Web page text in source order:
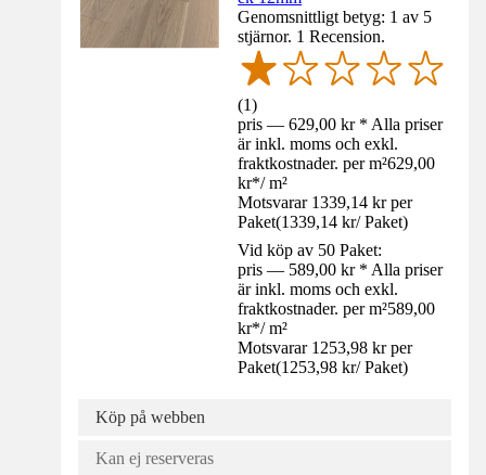
Genomsnittligt betyg: 1 av 5
stjärnor. 1 Recension.
(1)
pris — 629,00 kr * Alla priser
är inkl. moms och exkl.
fraktkostnader. per m²629,00
kr*/ m²
Motsvarar 1339,14 kr per
Paket(1339,14 kr/ Paket)
Vid köp av 50 Paket:
pris — 589,00 kr * Alla priser
är inkl. moms och exkl.
fraktkostnader. per m²589,00
kr*/ m²
Motsvarar 1253,98 kr per
Paket(1253,98 kr/ Paket)
Köp på webben
Kan ej reserveras